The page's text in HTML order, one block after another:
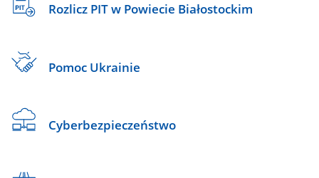
Rozlicz PIT w Powiecie Białostockim
Pomoc Ukrainie
Cyberbezpieczeństwo